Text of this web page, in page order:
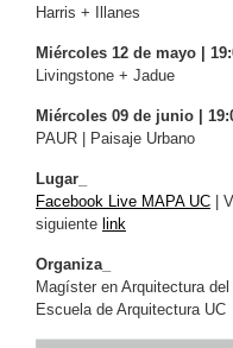
Harris + Illanes
Miércoles 12 de mayo |
Livingstone + Jadue
Miércoles 09 de junio |
PAUR | Paisaje Urbano
Lugar_
Facebook Live MAPA UC |
siguiente link
Organiza_
Magíster en Arquitectura
Escuela de Arquitectura UC